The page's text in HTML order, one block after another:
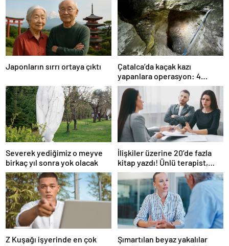
Japonların sırrı ortaya çıktı
Çatalca’da kaçak kazı
yapanlara operasyon: 4
gözaltı
Severek yediğimiz o meyve
birkaç yıl sonra yok olacak
İlişkiler üzerine 20’de fazla
kitap yazdı! Ünlü terapist,
boşanmaların gerçek
suçlularını açıklıyor
Z Kuşağı işyerinde en çok
Şımartılan beyaz yakalılar